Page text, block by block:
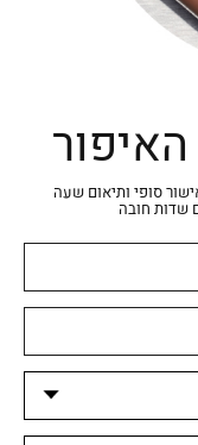
סופי ותיאום שעה
שדות חובה